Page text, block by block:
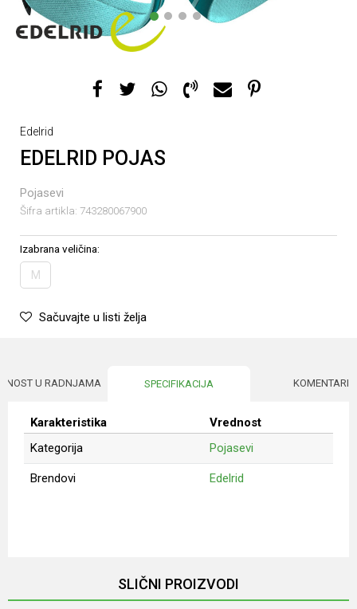
1 2 3 4
Edelrid
EDELRID POJAS
Pojasevi
Šifra artikla: 743280067900
Izabrana veličina:
M
Sačuvajte u listi želja
U RADNJAMA SPECIFIKACIJA KOMENTARI
Karakteristika
Vrednost
Kategorija
Pojasevi
Brendovi Edelrid
SLIČNI PROIZVODI